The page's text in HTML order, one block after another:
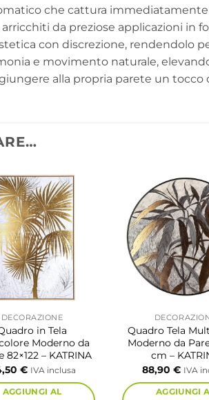
che cattura
da preziose applicazioni in
con discrezione, rendendolo
e movimento naturale,
alla propria parete un
DECORAZIONE
in Tela
Moderno da
82×122 – KATRINA
€ IVA inclusa
AGGIUNGI AL
Quadro Tela
Moderno da
cm –
88,90 € IVA
AGGIUNGI